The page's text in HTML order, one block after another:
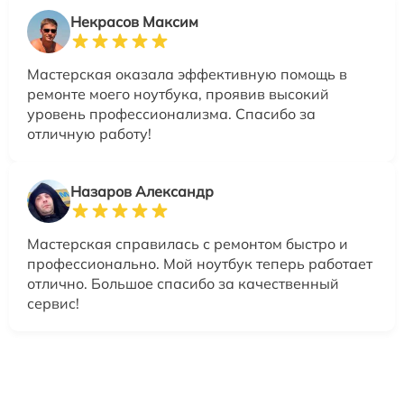
Некрасов Максим
Мастерская оказала эффективную помощь в
ремонте моего ноутбука, проявив высокий
уровень профессионализма. Спасибо за
отличную работу!
Назаров Александр
Мастерская справилась с ремонтом быстро и
профессионально. Мой ноутбук теперь работает
отлично. Большое спасибо за качественный
сервис!